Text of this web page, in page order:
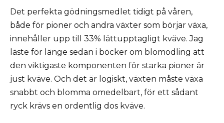
Det perfekta gödningsmedlet tidigt på våren,
både för pioner och andra växter som börjar växa,
innehåller upp till 33% lättupptagligt kväve. Jag
läste för länge sedan i böcker om blomodling att
den viktigaste komponenten för starka pioner är
just kväve. Och det är logiskt, växten måste växa
snabbt och blomma omedelbart, för ett sådant
ryck krävs en ordentlig dos kväve.